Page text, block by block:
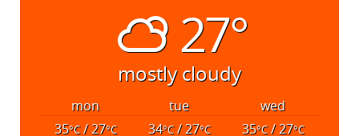
27°
mostly cloudy
mon tue
wed
35°C/ 27°C 34°C/ 27°C 35°C/ 27°C